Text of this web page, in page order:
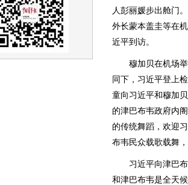
人彭丽媛步出舱门
外长蒙本盖圭等在
近平到访。
穆加贝在机场举
同下，习近平登上
童向习近平和穆加
的津巴布韦政府内
的传统舞蹈，欢迎
布韦民众载歌载舞
习近平向津巴布
和津巴布韦是全天